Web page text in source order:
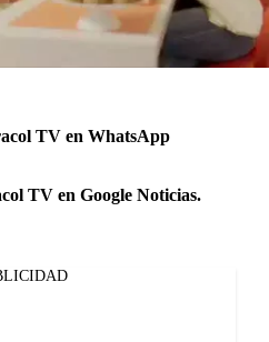
TV en WhatsApp
TV en Google Noticias.